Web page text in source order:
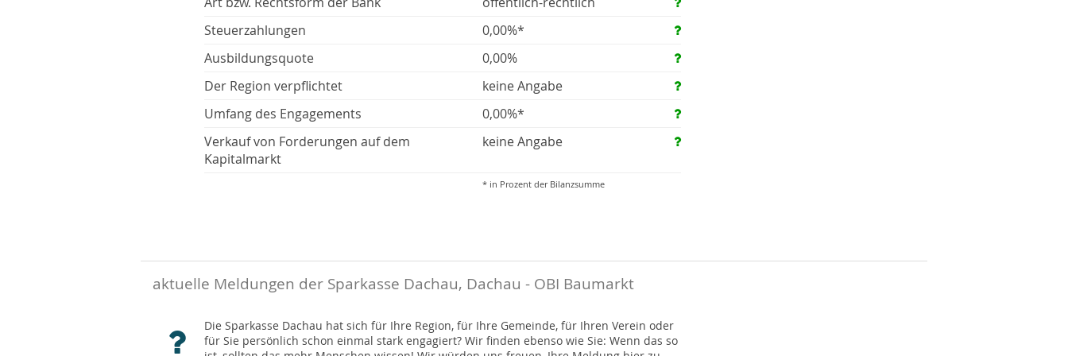
Steuerzahlungen
0,00%*
Ausbildungsquote
0,00%
Der Region verpflichtet
keine Angabe
Umfang des Engagements
0,00%*
Verkauf von Forderungen auf dem
Kapitalmarkt
keine Angabe
* in Prozent der Bilanzsumme
aktuelle Meldungen der Sparkasse Dachau, Dachau - OBI Baumarkt
Die Sparkasse Dachau hat sich für Ihre Region, für Ihre Gemeinde, für Ihren Verein oder
für Sie persönlich schon einmal stark engagiert? Wir finden ebenso wie Sie: Wenn das so